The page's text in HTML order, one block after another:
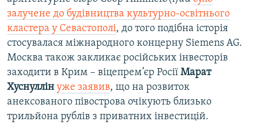
залучене до будівництва культурно-освітнього
кластера у Севастополі, до того подібна історія
стосувалася міжнародного концерну Siemens AG.
Москва також закликає російських інвесторів
заходити в Крим – віцепрем’єр Росії Марат
Хуснуллін уже заявив, що на розвиток
анексованого півострова очікують близько
трильйона рублів з приватних інвестицій.